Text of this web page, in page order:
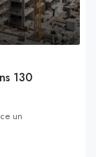
130
un